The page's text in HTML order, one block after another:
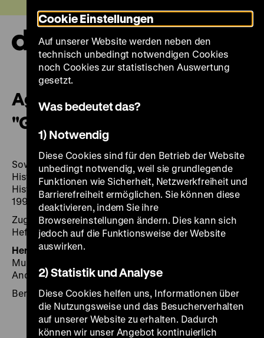
zum
Seiteninhalt
springen
Agitprop im Krieg gegen das
"Großdeutsche Reich"
Sowjetische Plakate 1941–1946 aus dem Staatlichen
Historischen Museum Moskau [Ausstellung Deutsches
Historisches Museum, Berlin, Zeughaus, 16. Dezember
1991 bis 11. Februar 1992]
Zugleich: Magazin / Deutsches Historisches Museum,
Heft 4.
Herausgegeben von:
Museum. Red. und Projektbetreuung: Dieter Vorsteher;
Andrea von Hegel
Berlin 1991, 47 Seiten: zahlr. Ill., DHM
Cookie Einstellungen
Auf unserer Website werden neben den
technisch unbedingt notwendigen Cookies
noch Cookies zur statistischen Auswertung
gesetzt.
Was bedeutet das?
1) Notwendig
Diese Cookies sind für den Betrieb der Website
unbedingt notwendig, weil sie grundlegende
Funktionen wie Sicherheit, Netzwerkfreiheit und
Barrierefreiheit ermöglichen. Sie können diese
deaktivieren, indem Sie ihre
Browsereinstellungen ändern. Dies kann sich
jedoch auf die Funktionsweise der Website
auswirken.
2) Statistik und Analyse
Diese Cookies helfen uns, Informationen über
die Nutzungsweise und das Besucherverhalten
auf unserer Website zu erhalten. Dadurch
können wir unser Angebot kontinuierlich